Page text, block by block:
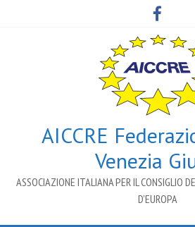
AICCRE
Venezia
ASSOCIAZIONE ITALIANA PER IL CONSIGLIO
D’EUROPA